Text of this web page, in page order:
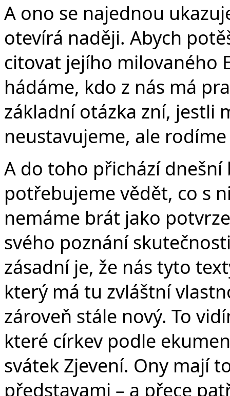
A ono se najednou
otevírá naději. Abych
citovat jejího milovaného
hádáme, kdo z nás má
základní otázka zní, jestli
neustavujeme, ale rodíme
A do toho přichází
potřebujeme vědět, co s
nemáme brát jako
svého poznání
zásadní je, že nás tyto
který má tu zvláštní
zároveň stále nový. To
které církev podle
svátek Zjevení. Ony mají
představami – a přece